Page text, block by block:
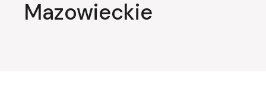
Mazowieckie